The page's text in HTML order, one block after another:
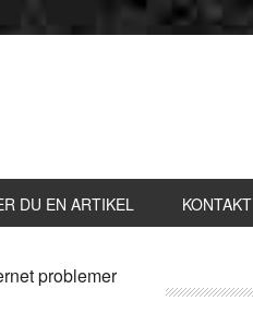
DU EN ARTIKEL KONTAKT
problemer